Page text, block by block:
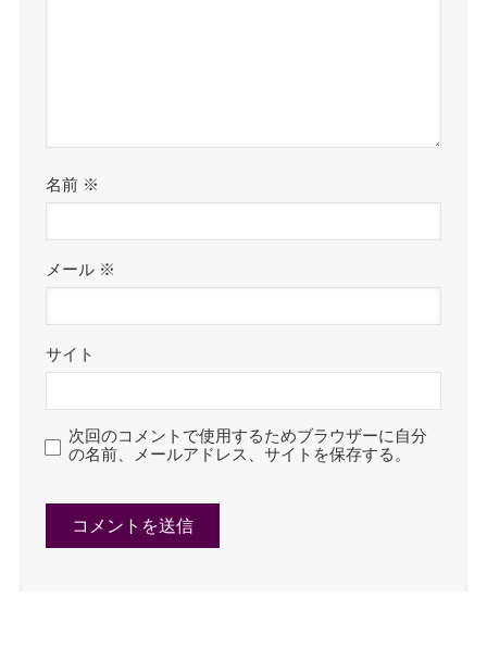
名前 ※
メール ※
サイト
次回のコメントで使用するためブラウザーに自分
の名前、メールアドレス、サイトを保存する。